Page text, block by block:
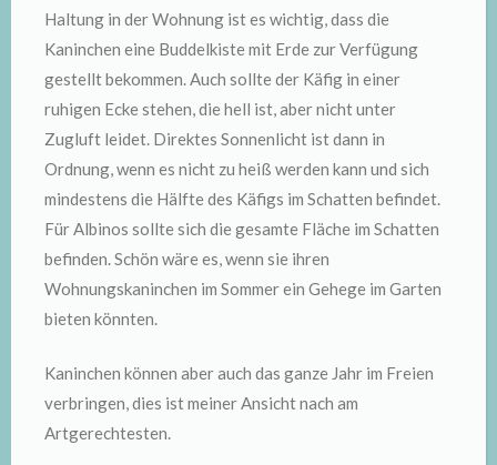
Haltung in der Wohnung ist es wichtig, dass die
Kaninchen eine Buddelkiste mit Erde zur Verfügung
gestellt bekommen. Auch sollte der Käfig in einer
ruhigen Ecke stehen, die hell ist, aber nicht unter
Zugluft leidet. Direktes Sonnenlicht ist dann in
Ordnung, wenn es nicht zu heiß werden kann und sich
mindestens die Hälfte des Käfigs im Schatten befindet.
Für Albinos sollte sich die gesamte Fläche im Schatten
befinden. Schön wäre es, wenn sie ihren
Wohnungskaninchen im Sommer ein Gehege im Garten
bieten könnten.
Kaninchen können aber auch das ganze Jahr im Freien
verbringen, dies ist meiner Ansicht nach am
Artgerechtesten.